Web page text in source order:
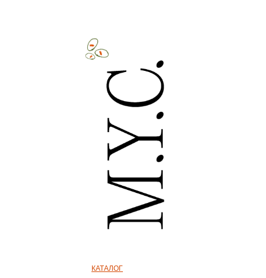
КАТАЛОГ